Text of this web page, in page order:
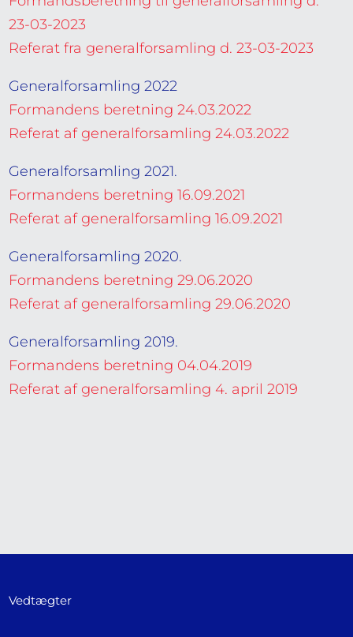
23-03-2023
Referat fra generalforsamling d. 23-03-2023
Generalforsamling 2022
Formandens beretning 24.03.2022
Referat af generalforsamling 24.03.2022
Generalforsamling 2021.
Formandens beretning 16.09.2021
Referat af generalforsamling 16.09.2021
Generalforsamling 2020.
Formandens beretning 29.06.2020
Referat af generalforsamling 29.06.2020
Generalforsamling 2019.
Formandens beretning 04.04.2019
Referat af generalforsamling 4. april 2019
Vedtægter